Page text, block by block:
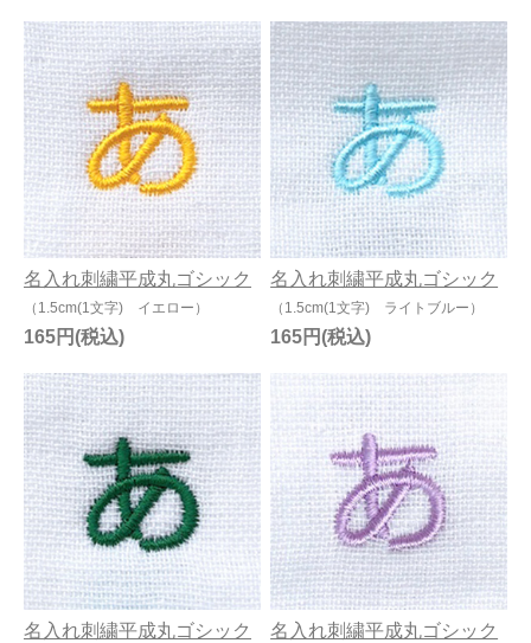
名入れ刺繍平成丸ゴシック
（1.5cm(1文字) イエロー）
165円
名入れ刺繍平成丸ゴシック
（1.5cm(1文字) ライトブルー）
165円
名入れ刺繍平成丸ゴシック 名入れ刺繍平成丸ゴシック